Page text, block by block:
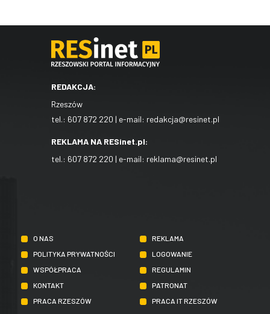
REDAKCJA:
Rzeszów
tel.: 607 872 220 | e-mail: redakcja@resinet.pl
REKLAMA NA RESinet.pl:
tel.: 607 872 220 | e-mail: reklama@resinet.pl
O NAS
REKLAMA
POLITYKA PRYWATNOŚCI
LOGOWANIE
WSPÓŁPRACA
REGULAMIN
KONTAKT
PATRONAT
PRACA RZESZÓW
PRACA IT RZESZÓW